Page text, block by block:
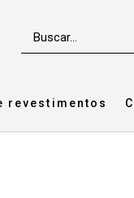
revestimentos